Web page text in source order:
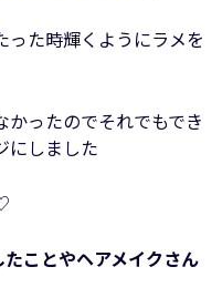
った時輝くようにラメを
ったのでそれでもでき
にしました
ことやヘアメイクさん